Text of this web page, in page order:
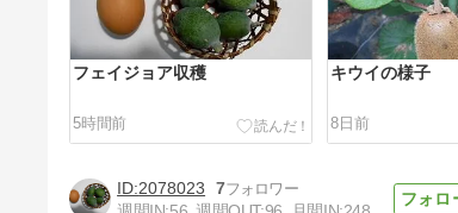
フェイジョア収穫
5時間前
キウイの様子
8日前
2078023
7